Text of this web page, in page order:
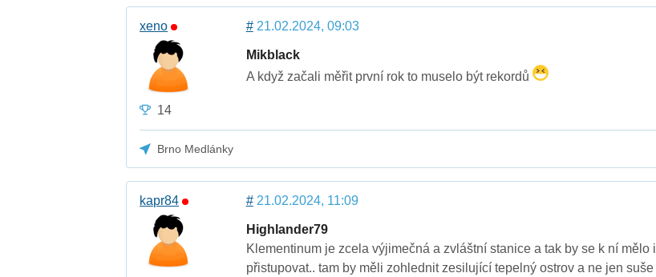
xeno
14
#21.02.2024, 09:03
Mikblack
A když začali měřit první rok to muselo být rekordů
Brno Medlánky
kapr84 #21.02.2024, 11:09
Highlander79
Klementinum je zcela výjimečná a zvláštní stanice a tak by se k ní mělo i
přistupovat.. tam by měli zohlednit zesilující tepelný ostrov a ne jen suše